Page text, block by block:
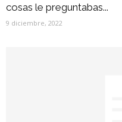
cosas le preguntabas...
9 diciembre, 2022